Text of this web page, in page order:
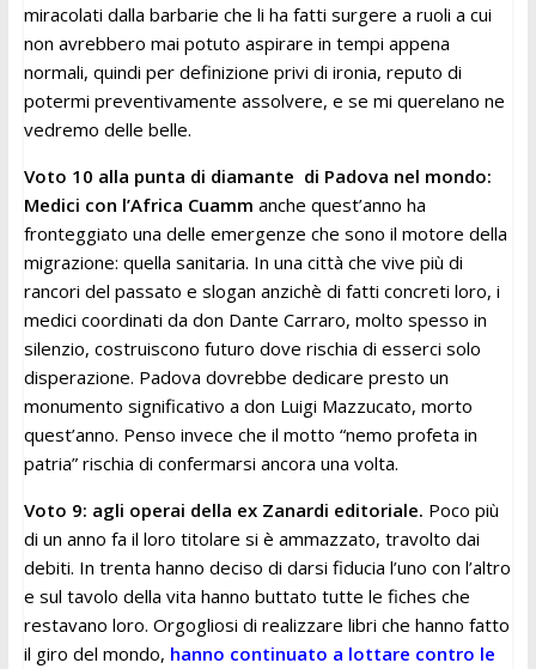
miracolati dalla barbarie che li ha fatti surgere a ruoli a cui
non avrebbero mai potuto aspirare in tempi appena
normali, quindi per definizione privi di ironia, reputo di
potermi preventivamente assolvere, e se mi querelano ne
vedremo delle belle.
Voto 10 alla punta di diamante di Padova nel mondo:
Medici con l’Africa Cuamm anche quest’anno ha
fronteggiato una delle emergenze che sono il motore della
migrazione: quella sanitaria. In una città che vive più di
rancori del passato e slogan anzichè di fatti concreti loro, i
medici coordinati da don Dante Carraro, molto spesso in
silenzio, costruiscono futuro dove rischia di esserci solo
disperazione. Padova dovrebbe dedicare presto un
monumento significativo a don Luigi Mazzucato, morto
quest’anno. Penso invece che il motto “nemo profeta in
patria” rischia di confermarsi ancora una volta.
Voto 9: agli operai della ex Zanardi editoriale. Poco più
di un anno fa il loro titolare si è ammazzato, travolto dai
debiti. In trenta hanno deciso di darsi fiducia l’uno con l’altro
e sul tavolo della vita hanno buttato tutte le fiches che
restavano loro. Orgogliosi di realizzare libri che hanno fatto
il giro del mondo, hanno continuato a lottare contro le